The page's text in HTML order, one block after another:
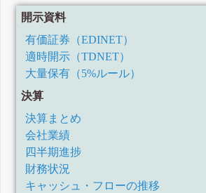
開示資料
有価証券（EDINET）
適時開示（TDNET）
大量保有（5%ルール）
決算
決算まとめ
会社業績
四半期進捗
財務状況
キャッシュ・フローの推移